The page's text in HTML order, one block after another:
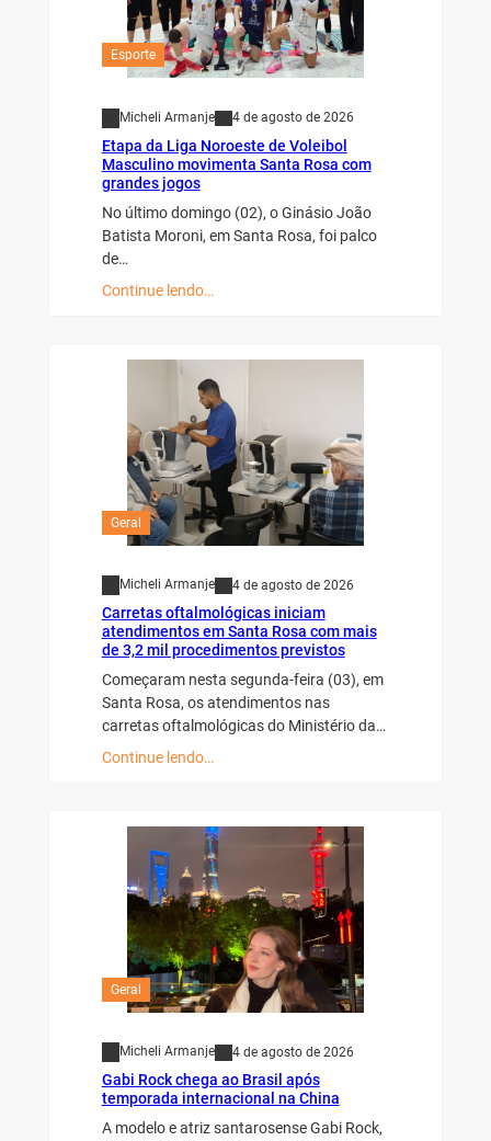
Esporte
Micheli Armanje 4 de agosto de 2026
Etapa da Liga Noroeste de Voleibol
Masculino movimenta Santa Rosa com
grandes jogos
No último domingo (02), o Ginásio João
Batista Moroni, em Santa Rosa, foi palco
de…
Continue lendo…
Geral
Micheli Armanje 4 de agosto de 2026
Carretas oftalmológicas iniciam
atendimentos em Santa Rosa com mais
de 3,2 mil procedimentos previstos
Começaram nesta segunda-feira (03), em
Santa Rosa, os atendimentos nas
carretas oftalmológicas do Ministério da…
Continue lendo…
Geral
Micheli Armanje 4 de agosto de 2026
Gabi Rock chega ao Brasil após
temporada internacional na China
A modelo e atriz santarosense Gabi Rock,